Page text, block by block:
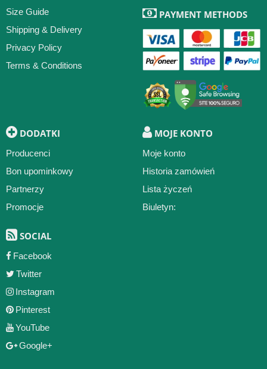
Size Guide
Shipping & Delivery
Privacy Policy
Terms & Conditions
PAYMENT METHODS
DODATKI
Producenci
Bon upominkowy
Partnerzy
Promocje
MOJE KONTO
Moje konto
Historia zamówień
Lista życzeń
Biuletyn:
SOCIAL
Facebook
Twitter
Instagram
Pinterest
YouTube
Google+